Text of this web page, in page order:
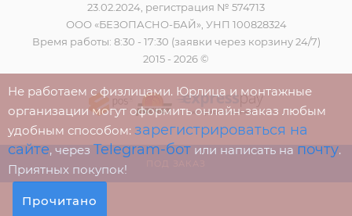
23.02.2024, регистрация № 574713
ООО «БЕЗОПАСНО-БАЙ», УНП 100828324
Время работы: 8:30 - 17:30 (заявки через корзину 24/7)
2015 - 2026 ©
Не работаем с физлицами. Юрлица и монтажные
организации могут оформить онлайн-заказ любым
удобным способом: зарегистрироваться на
сайте, через Telegram-бот или написать на почту.
Приятных покупок!
Прочитано